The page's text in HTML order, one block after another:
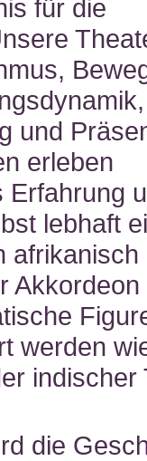
für die
und
erleben
Erfahrung
lebhaft
afrikanisch
Akkordeon
werden
indischer
die